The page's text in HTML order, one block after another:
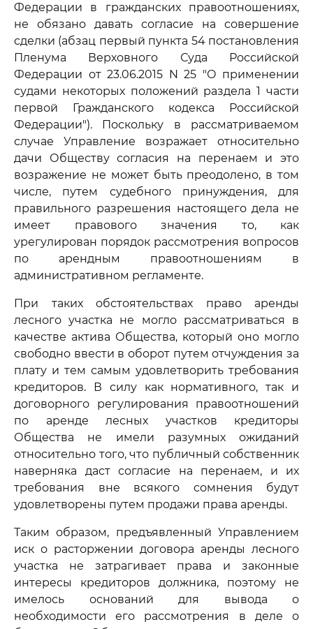
Федерации в гражданских правоотношениях,
не обязано давать согласие на совершение
сделки (абзац первый пункта 54 постановления
Пленума Верховного Суда Российской
Федерации от 23.06.2015 N 25 "О применении
судами некоторых положений раздела 1 части
первой Гражданского кодекса Российской
Федерации"). Поскольку в рассматриваемом
случае Управление возражает относительно
дачи Обществу согласия на перенаем и это
возражение не может быть преодолено, в том
числе, путем судебного принуждения, для
правильного разрешения настоящего дела не
имеет правового значения то, как
урегулирован порядок рассмотрения вопросов
по арендным правоотношениям в
административном регламенте.
При таких обстоятельствах право аренды
лесного участка не могло рассматриваться в
качестве актива Общества, который оно могло
свободно ввести в оборот путем отчуждения за
плату и тем самым удовлетворить требования
кредиторов. В силу как нормативного, так и
договорного регулирования правоотношений
по аренде лесных участков кредиторы
Общества не имели разумных ожиданий
относительно того, что публичный собственник
наверняка даст согласие на перенаем, и их
требования вне всякого сомнения будут
удовлетворены путем продажи права аренды.
Таким образом, предъявленный Управлением
иск о расторжении договора аренды лесного
участка не затрагивает права и законные
интересы кредиторов должника, поэтому не
имелось оснований для вывода о
необходимости его рассмотрения в деле о